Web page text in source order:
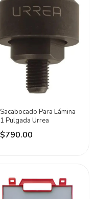
Sacabocado Para Lámina
1 Pulgada Urrea
$790.00